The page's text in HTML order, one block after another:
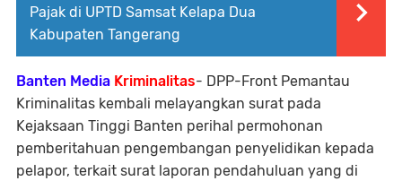
Pajak di UPTD Samsat Kelapa Dua
Kabupaten Tangerang
Banten Media Kriminalitas- DPP-Front Pemantau
Kriminalitas kembali melayangkan surat pada
Kejaksaan Tinggi Banten perihal permohonan
pemberitahuan pengembangan penyelidikan kepada
pelapor, terkait surat laporan pendahuluan yang di